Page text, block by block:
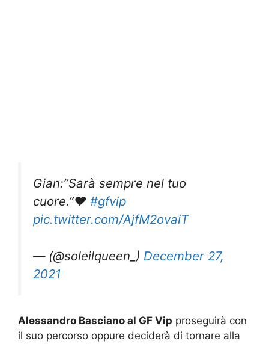
Gian:”Sarà sempre nel tuo
cuore.”❤️ #gfvip
pic.twitter.com/AjfM2ovaiT
— (@soleilqueen_) December 27,
2021
Alessandro Basciano al GF Vip proseguirà con
il suo percorso oppure deciderà di tornare alla